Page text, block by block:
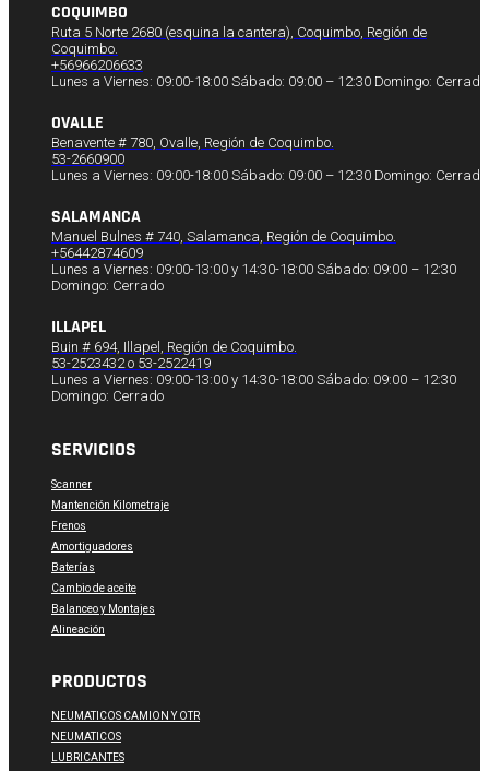
COQUIMBO
Ruta 5 Norte 2680 (esquina la cantera), Coquimbo, Región de
Coquimbo.
+56966206633
Lunes a Viernes: 09:00-18:00 Sábado: 09:00 – 12:30 Domingo: Cerrado
OVALLE
Benavente # 780, Ovalle, Región de Coquimbo.
53-2660900
Lunes a Viernes: 09:00-18:00 Sábado: 09:00 – 12:30 Domingo: Cerrado
SALAMANCA
Manuel Bulnes # 740, Salamanca, Región de Coquimbo.
+56442874609
Lunes a Viernes: 09:00-13:00 y 14:30-18:00 Sábado: 09:00 – 12:30
Domingo: Cerrado
ILLAPEL
Buin # 694, Illapel, Región de Coquimbo.
53-2523432 o 53-2522419
Lunes a Viernes: 09:00-13:00 y 14:30-18:00 Sábado: 09:00 – 12:30
Domingo: Cerrado
SERVICIOS
Scanner
Mantención Kilometraje
Frenos
Amortiguadores
Baterías
Cambio de aceite
Balanceo y Montajes
Alineación
PRODUCTOS
NEUMATICOS CAMION Y OTR
NEUMATICOS
LUBRICANTES